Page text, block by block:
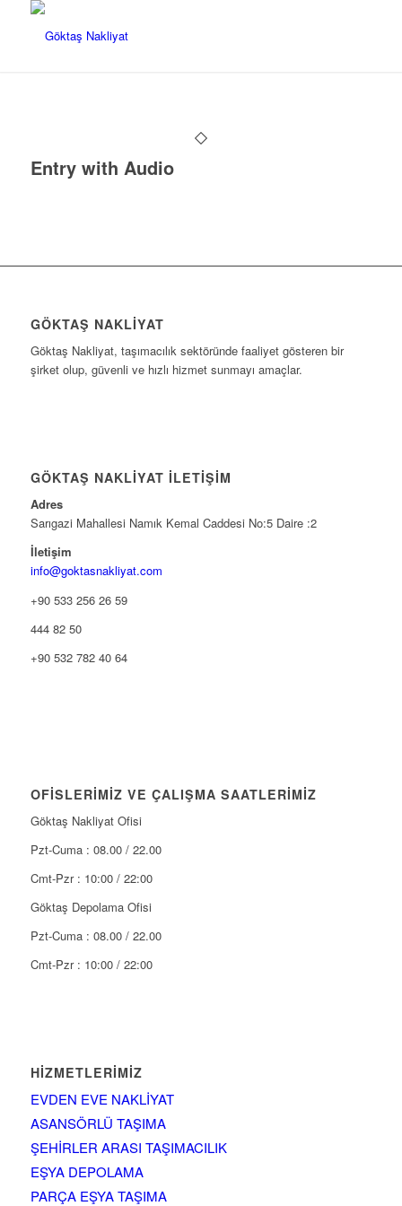
Entry with Audio
GÖKTAŞ NAKLIYAT
Göktaş Nakliyat, taşımacılık sektöründe faaliyet gösteren bir
şirket olup, güvenli ve hızlı hizmet sunmayı amaçlar.
GÖKTAŞ NAKLIYAT İLETIŞIM
Adres
Sarıgazi Mahallesi Namık Kemal Caddesi No:5 Daire :2
İletişim
info@goktasnakliyat.com
+90 533 256 26 59
444 82 50
+90 532 782 40 64
OFISLERIMIZ VE ÇALIŞMA SAATLERIMIZ
Göktaş Nakliyat Ofisi
Pzt-Cuma : 08.00 / 22.00
Cmt-Pzr : 10:00 / 22:00
Göktaş Depolama Ofisi
Pzt-Cuma : 08.00 / 22.00
Cmt-Pzr : 10:00 / 22:00
HIZMETLERIMIZ
EVDEN EVE NAKLİYAT
ASANSÖRLÜ TAŞIMA
ŞEHİRLER ARASI TAŞIMACILIK
EŞYA DEPOLAMA
PARÇA EŞYA TAŞIMA